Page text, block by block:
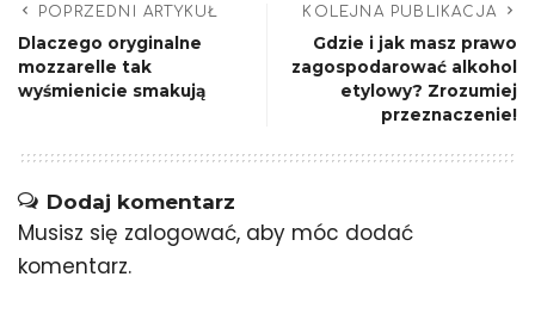
POPRZEDNI ARTYKUŁ
Dlaczego oryginalne
mozzarelle tak
wyśmienicie smakują
KOLEJNA PUBLIKACJA
Gdzie i jak masz prawo
zagospodarować alkohol
etylowy? Zrozumiej
przeznaczenie!
Dodaj komentarz
Musisz się zalogować, aby móc dodać
komentarz.